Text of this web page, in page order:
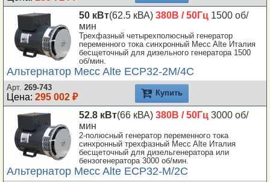
50 кВт(62.5 кВА) 380В / 50Гц 1500 об/
мин
Трехфазный четырехполюсный генератор
переменного тока синхронный Mecc Alte Италия
бесщеточный для дизельного генератора 1500
об/мин.
Альтернатор Mecc Alte ECP32-2M/4C
Арт. 269-743
Цена: 295 002 ₽ Купить
52.8 кВт(66 кВА) 380В / 50Гц 3000 об/
мин
2-полюсный генератор переменного тока
синхронный трехфазный Mecc Alte Италия
бесщеточный для дизельгенератора или
бензогенератора 3000 об/мин.
Альтернатор Mecc Alte ECP32-M/2C